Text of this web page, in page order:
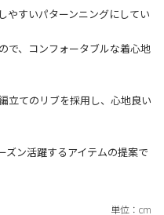
やすいパターンニングにしてい
で、コンフォータブルな着心地
立てのリブを採用し、心地良い
ズン活躍するアイテムの提案で